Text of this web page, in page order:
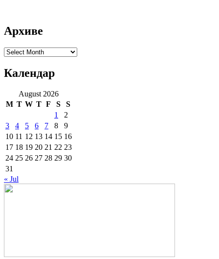
Архиве
Архиве
Календар
August 2026
M T W T F S
S
1
2
3
4 5 6 7 8
9
10 11 12 13 14 15 16
17 18 19 20 21 22 23
24 25 26 27 28 29 30
31
« Jul